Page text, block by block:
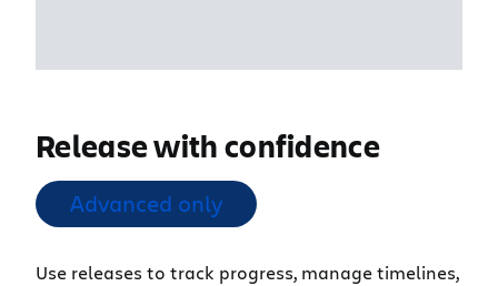
Release with confidence
Advanced only
Use releases to track progress, manage timelines,